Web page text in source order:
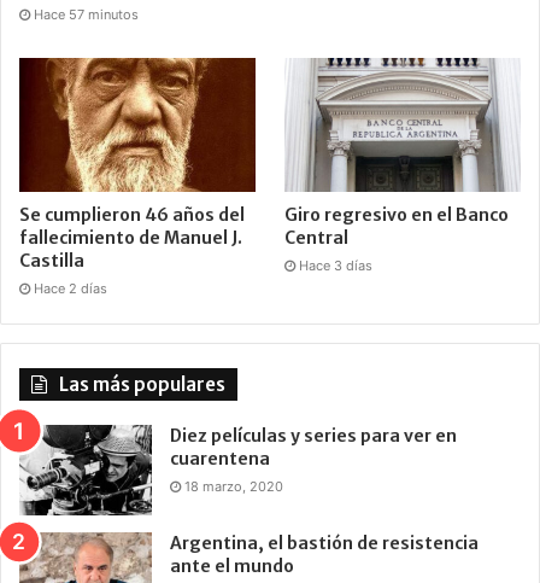
Hace 57 minutos
Se cumplieron 46 años del
fallecimiento de Manuel J.
Castilla
Hace 2 días
Giro regresivo en el Banco
Central
Hace 3 días
Las más populares
Diez películas y series para ver en
cuarentena
18 marzo, 2020
Argentina, el bastión de resistencia
ante el mundo